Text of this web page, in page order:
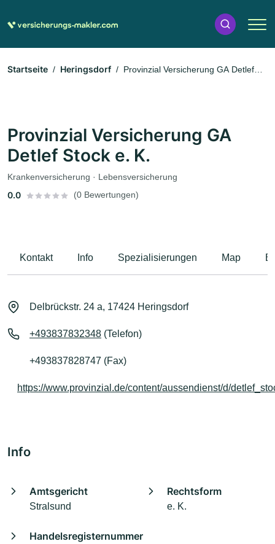
Startseite Heringsdorf
Provinzial Versicherung GA Detlef
Provinzial Versicherung GA
Detlef Stock e. K.
Krankenversicherung · Lebensversicherung
0.0 (0 Bewertungen)
Kontakt Info Spezialisierungen Map
Delbrückstr. 24 a, 17424 Heringsdorf
+493837832348 (Telefon)
+493837828747 (Fax)
https://www.provinzial.de/content/aussendienst/d/
Info
Amtsgericht
Stralsund
Rechtsform
e. K.
Handelsregisternummer